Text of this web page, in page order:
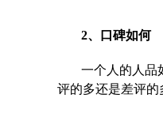
2、口碑如何
一个人的人品
评的多还是差评的